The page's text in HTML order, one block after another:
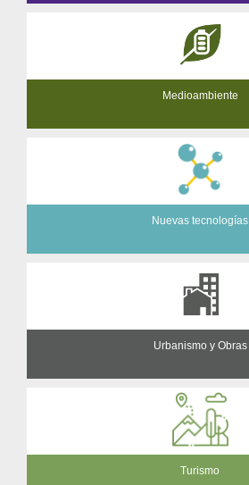
Medioambiente
Nuevas tecnologías
Urbanismo y Obras
Turismo